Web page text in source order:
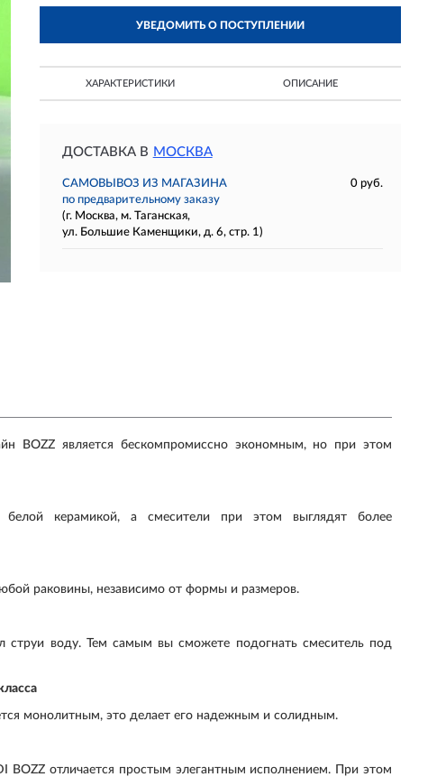
УВЕДОМИТЬ О ПОСТУПЛЕНИИ
ХАРАКТЕРИСТИКИ ОПИСАНИЕ
ДОСТАВКА В МОСКВА
САМОВЫВОЗ ИЗ МАГАЗИНА
0 руб.
по предварительному заказу
(г. Москва, м. Таганская,
ул. Большие Каменщики, д. 6, стр. 1)
BOZZ является бескомпромиссно экономным, но при этом
керамикой, а смесители при этом выглядят более
​​раковины, независимо от формы и размеров.
струи воду. Тем самым вы сможете подогнать смеситель под
монолитным, это делает его надежным и солидным.
BOZZ отличается простым элегантным исполнением. При этом